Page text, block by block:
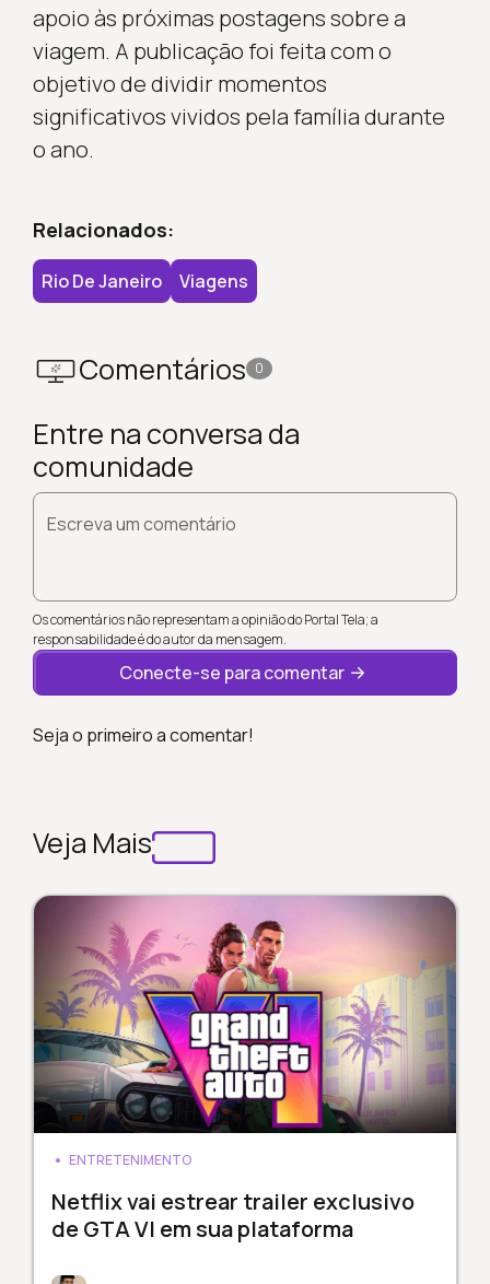
apoio às próximas postagens sobre a
viagem. A publicação foi feita com o
objetivo de dividir momentos
significativos vividos pela família durante
o ano.
Relacionados:
Rio De Janeiro Viagens
Comentários 0
Entre na conversa da
comunidade
Escreva um comentário
Os comentários não representam a opinião do Portal Tela; a
responsabilidade é do autor da mensagem.
Conecte-se para comentar
Seja o primeiro a comentar!
Veja Mais
ENTRETENIMENTO
Netflix vai estrear trailer exclusivo
de GTA VI em sua plataforma